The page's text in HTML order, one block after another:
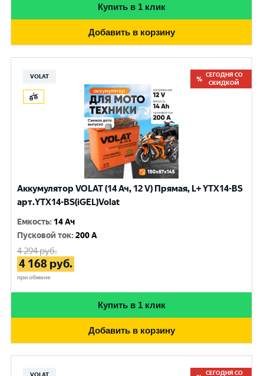
Купить в 1 клик
Добавить в корзину
VOLAT
СЕГОДНЯ СО
СКИДКОЙ
Аккумулятор VOLAT (14 Ач, 12 V) Прямая, L+ YTX14-BS
арт.YTX14-BS(iGEL)Volat
Емкость: 14 Ач
Пусковой ток:200 A
4 294руб.
4 168 руб.
при обмене
Купить в 1 клик
Добавить в корзину
СЕГОДНЯ СО